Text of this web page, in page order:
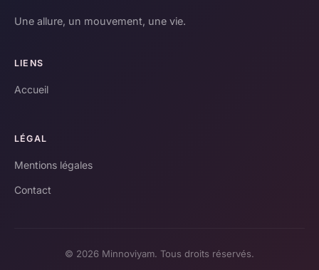
Une allure, un mouvement, une vie.
LIENS
Accueil
LÉGAL
Mentions légales
Contact
© 2026 Minnoviyam. Tous droits réservés.